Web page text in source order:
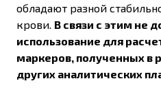
обладают разной
крови. В связи с этим не
использование для
маркеров, полученных в
других аналитических